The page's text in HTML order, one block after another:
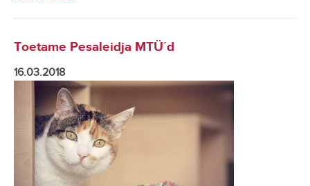
Toetame Pesaleidja MTÜ´d
16.03.2018